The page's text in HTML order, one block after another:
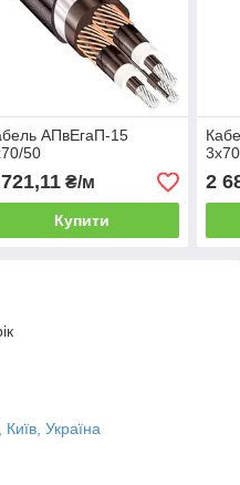
АПвЕгаП‑15
50
₴/м
Купити
2
Україна